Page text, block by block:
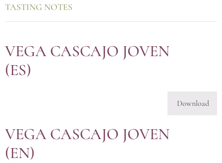
TASTING NOTES
VEGA CASCAJO JOVEN
(ES)
Download
VEGA CASCAJO JOVEN
(EN)